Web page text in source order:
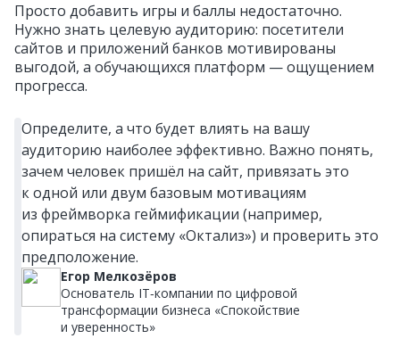
Просто добавить игры и баллы недостаточно.
Нужно знать целевую аудиторию: посетители
сайтов и приложений банков мотивированы
выгодой, а обучающихся платформ — ощущением
прогресса.
Определите, а что будет влиять на вашу
аудиторию наиболее эффективно. Важно понять,
зачем человек пришёл на сайт, привязать это
к одной или двум базовым мотивациям
из фреймворка геймификации (например,
опираться на систему «Октализ») и проверить это
предположение.
Егор Мелкозёров
Основатель IT‑компании по цифровой
трансформации бизнеса «Спокойствие
и уверенность»